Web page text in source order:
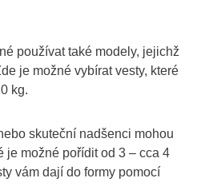
používat také modely, jejichž
je možné vybírat vesty, které
kg.
skuteční nadšenci mohou
je možné pořídit od 3 – cca 4
vám dají do formy pomocí